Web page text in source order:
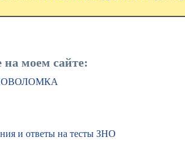
моем сайте:
и ответы на тесты ЗНО